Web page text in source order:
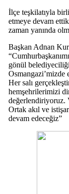
İlçe teşkilatıyla
etmeye devam
zaman yanında
Başkan Adnan
gönül
Osmangazi’mizde
Her salı
hemşehrilerimizi
değerlendiriyoruz.
Ortak akıl ve
devam edeceğiz”